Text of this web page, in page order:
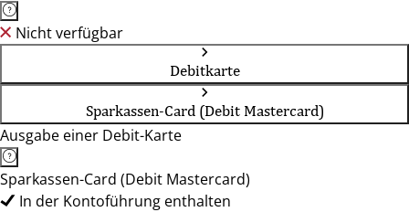
Nicht verfügbar
Debitkarte
Sparkassen-Card (Debit Mastercard)
Ausgabe einer Debit-Karte
Sparkassen-Card (Debit Mastercard)
In der Kontoführung enthalten